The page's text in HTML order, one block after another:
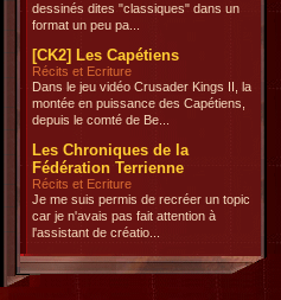
dessinés dites "classiques" dans un
format un peu pa...
[CK2] Les Capétiens
Récits et Ecriture
Dans le jeu vidéo Crusader Kings II, la
montée en puissance des Capétiens,
depuis le comté de Be...
Les Chroniques de la
Fédération Terrienne
Récits et Ecriture
Je me suis permis de recréer un topic
car je n'avais pas fait attention à
l'assistant de créatio...